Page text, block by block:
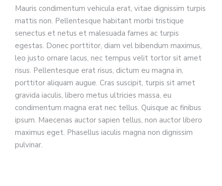
Mauris condimentum vehicula erat, vitae dignissim turpis
mattis non. Pellentesque habitant morbi tristique
senectus et netus et malesuada fames ac turpis
egestas. Donec porttitor, diam vel bibendum maximus,
leo justo ornare lacus, nec tempus velit tortor sit amet
risus. Pellentesque erat risus, dictum eu magna in,
porttitor aliquam augue. Cras suscipit, turpis sit amet
gravida iaculis, libero metus ultricies massa, eu
condimentum magna erat nec tellus. Quisque ac finibus
ipsum. Maecenas auctor sapien tellus, non auctor libero
maximus eget. Phasellus iaculis magna non dignissim
pulvinar.